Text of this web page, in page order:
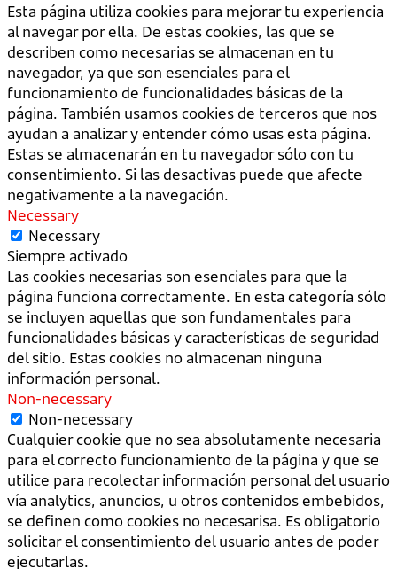
Esta página utiliza cookies para mejorar tu experiencia
al navegar por ella. De estas cookies, las que se
describen como necesarias se almacenan en tu
navegador, ya que son esenciales para el
funcionamiento de funcionalidades básicas de la
página. También usamos cookies de terceros que nos
ayudan a analizar y entender cómo usas esta página.
Estas se almacenarán en tu navegador sólo con tu
consentimiento. Si las desactivas puede que afecte
negativamente a la navegación.
Necessary
Necessary
Siempre activado
Las cookies necesarias son esenciales para que la
página funciona correctamente. En esta categoría sólo
se incluyen aquellas que son fundamentales para
funcionalidades básicas y características de seguridad
del sitio. Estas cookies no almacenan ninguna
información personal.
Non-necessary
Non-necessary
Cualquier cookie que no sea absolutamente necesaria
para el correcto funcionamiento de la página y que se
utilice para recolectar información personal del usuario
vía analytics, anuncios, u otros contenidos embebidos,
se definen como cookies no necesarisa. Es obligatorio
solicitar el consentimiento del usuario antes de poder
ejecutarlas.